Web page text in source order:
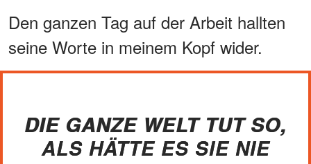
Den ganzen Tag auf der Arbeit hallten
seine Worte in meinem Kopf wider.
DIE GANZE WELT TUT SO,
ALS HÄTTE ES SIE NIE